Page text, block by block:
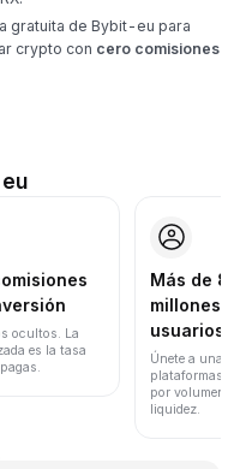
gratuita de Bybit-eu para
crypto con cero comisiones
ocultos. La
es la tasa
Más de 86
millones
usuarios
Únete a una
plataformas
por volumen
liquidez.